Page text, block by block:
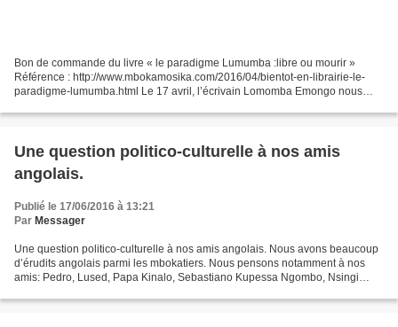
Bon de commande du livre « le paradigme Lumumba :libre ou mourir »
Référence : http://www.mbokamosika.com/2016/04/bientot-en-librairie-le-
paradigme-lumumba.html Le 17 avril, l’écrivain Lomomba Emongo nous
Une question politico-culturelle à nos amis
angolais.
Publié le 17/06/2016 à 13:21
Par Messager
Une question politico-culturelle à nos amis angolais. Nous avons beaucoup
d’érudits angolais parmi les mbokatiers. Nous pensons notamment à nos
amis: Pedro, Lused, Papa Kinalo, Sebastiano Kupessa Ngombo, Nsingi